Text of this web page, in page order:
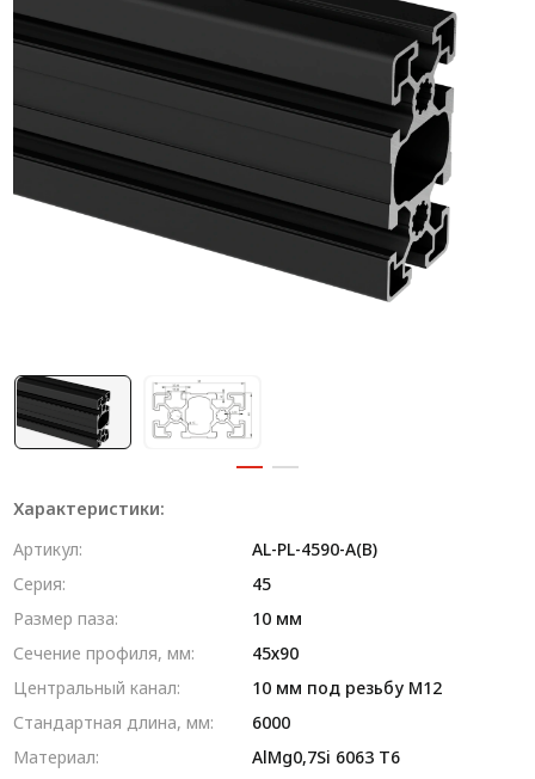
Система V-паза NEW!
Алюминиевые промышленные ограждения
Алюминиевая промышленная мебель
Крейты и кассеты Subrack systems
Профиль строительного назначения
Радиаторный алюминиевый профиль NEW!
Конструкции из профиля
Услуги дополнительной обработки профиля
Характеристики:
Артикул:
AL-PL-4590-A(B)
Серия:
45
Размер паза:
10 мм
Сечение профиля, мм:
45х90
Центральный канал:
10 мм под резьбу М12
Стандартная длина, мм:
6000
Материал:
AlMg0,7Si 6063 Т6